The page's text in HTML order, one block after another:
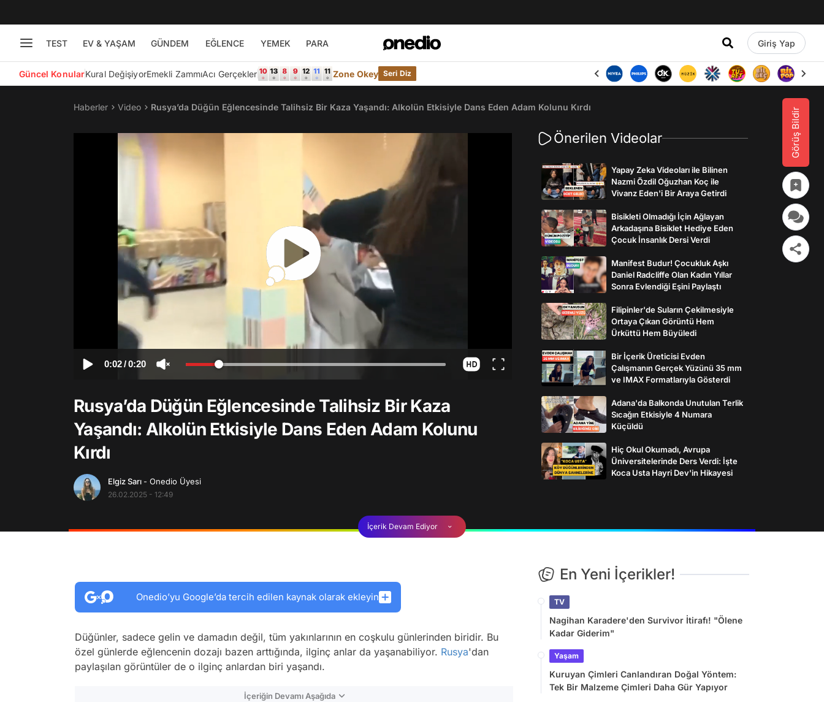
TEST EV & YAŞAM GÜNDEM EĞLENCE YEMEK PARA Giriş Yap
Güncel KonularKural DeğişiyorEmekli ZammıAcı Gerçekler Zone Okey Seri Diz
Görüş Bildir
Haberler Video Rusya’da Düğün Eğlencesinde Talihsiz Bir Kaza Yaşandı: Alkolün Etkisiyle Dans Eden Adam Kolunu Kırdı
0:02/0:20
Rusya’da Düğün Eğlencesinde Talihsiz Bir Kaza
Yaşandı: Alkolün Etkisiyle Dans Eden Adam Kolunu
Kırdı
Elgiz Sarı - Onedio Üyesi
26.02.2025 - 12:49
Önerilen Videolar
Yapay Zeka Videoları ile Bilinen
Nazmi Özdil Oğuzhan Koç ile
Vivanz Eden'i Bir Araya Getirdi
Bisikleti Olmadığı İçin Ağlayan
Arkadaşına Bisiklet Hediye Eden
Çocuk İnsanlık Dersi Verdi
Manifest Budur! Çocukluk Aşkı
Daniel Radcliffe Olan Kadın Yıllar
Sonra Evlendiği Eşini Paylaştı
Filipinler'de Suların Çekilmesiyle
Ortaya Çıkan Görüntü Hem
Ürküttü Hem Büyüledi
Bir İçerik Üreticisi Evden
Çalışmanın Gerçek Yüzünü 35 mm
ve IMAX Formatlarıyla Gösterdi
Adana'da Balkonda Unutulan Terlik
Sıcağın Etkisiyle 4 Numara
Küçüldü
Hiç Okul Okumadı, Avrupa
Üniversitelerinde Ders Verdi: İşte
Koca Usta Hayri Dev'in Hikayesi
İçerik Devam Ediyor
Onedio’yu Google’da tercih edilen kaynak olarak ekleyin
Düğünler, sadece gelin ve damadın değil, tüm yakınlarının en coşkulu günlerinden biridir. Bu
özel günlerde eğlencenin dozajı bazen arttığında, ilginç anlar da yaşanabiliyor. Rusya'dan
paylaşılan görüntüler de o ilginç anlardan biri yaşandı.
İçeriğin Devamı Aşağıda
En Yeni İçerikler!
TV
Nagihan Karadere'den Survivor İtirafı! "Ölene
Kadar Giderim"
Yaşam
Kuruyan Çimleri Canlandıran Doğal Yöntem:
Tek Bir Malzeme Çimleri Daha Gür Yapıyor